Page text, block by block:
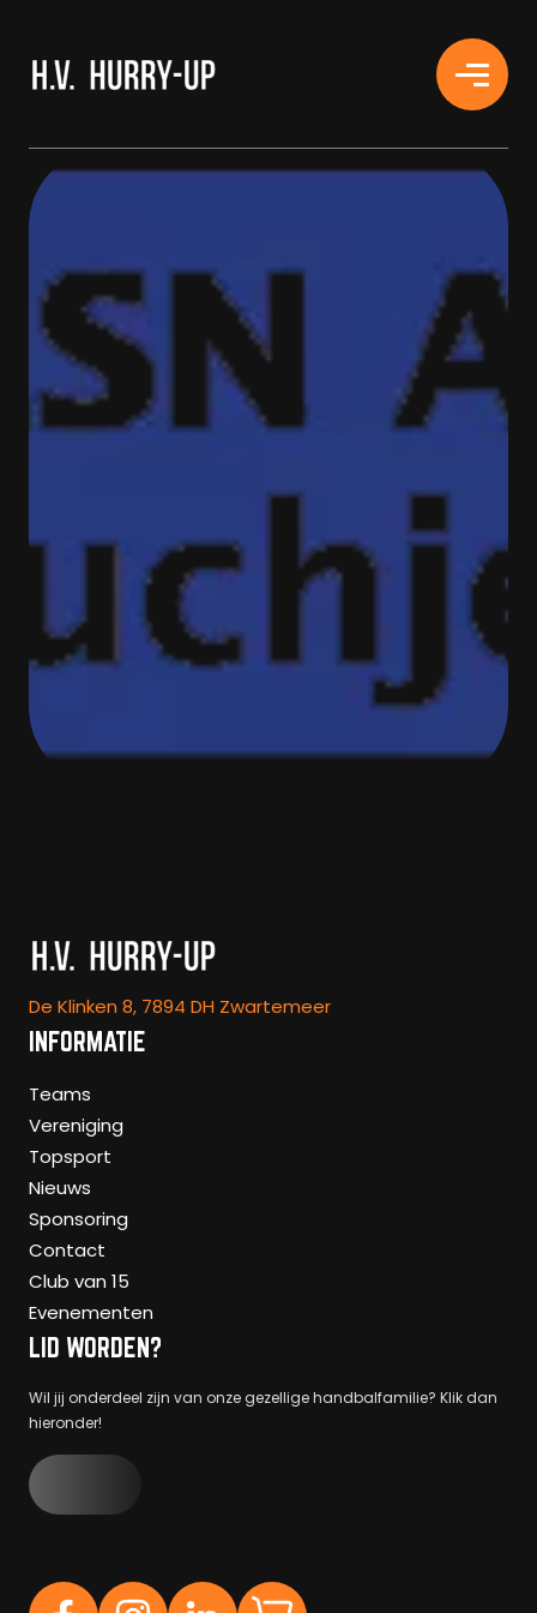
De Klinken 8, 7894 DH Zwartemeer
INFORMATIE
Teams
Vereniging
Topsport
Nieuws
Sponsoring
Contact
Club van 15
Evenementen
LID WORDEN?
Wil jij onderdeel zijn van onze gezellige handbalfamilie? Klik dan
hieronder!